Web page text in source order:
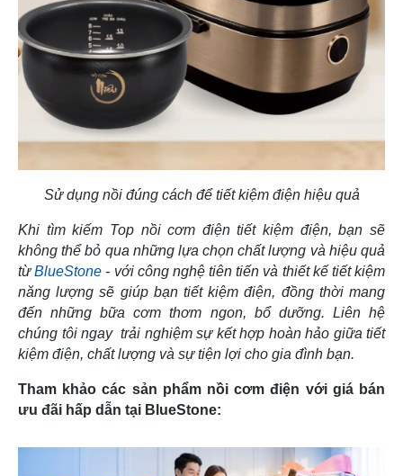
Sử dụng nồi đúng cách để tiết kiệm điện hiệu quả
Khi tìm kiếm Top nồi cơm điện tiết kiệm điện, bạn sẽ
không thể bỏ qua những lựa chọn chất lượng và hiệu quả
từBlueStone - với công nghệ tiên tiến và thiết kế tiết kiệm
năng lượng sẽ giúp bạn tiết kiệm điện, đồng thời mang
đến những bữa cơm thơm ngon, bổ dưỡng. Liên hệ
chúng tôi ngay trải nghiệm sự kết hợp hoàn hảo giữa tiết
kiệm điện, chất lượng và sự tiện lợi cho gia đình bạn.
Tham khảo các sản phẩm nồi cơm điện với giá bán
ưu đãi hấp dẫn tại BlueStone: